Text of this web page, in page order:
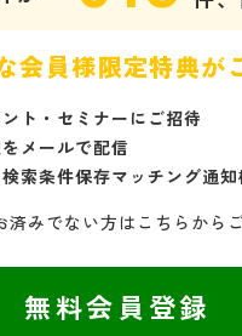
会員様限定特典が
ト・セミナーにご招待
メールで配信
索条件保存マッチング通知
済みでない方はこちらから
無料会員登録